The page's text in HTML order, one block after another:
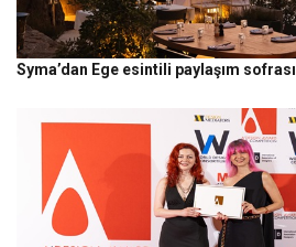
Syma’dan Ege esintili paylaşım sofrası